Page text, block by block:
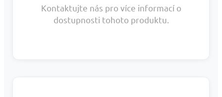
Kontaktujte nás pro více informací o
dostupnosti tohoto produktu.